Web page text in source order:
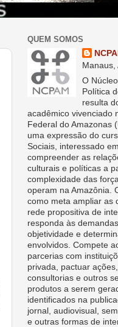
QUEM SOMOS
Manaus,
O
Política
resulta
acadêmico vivenciado
Federal do Amazonas
uma expressão do
Sociais, interessado
compreender as
culturais e políticas a
complexidade das
operam na Amazônia.
como meta ampliar as
rede propositiva de
responda às
objetividade e
envolvidos. Compete
parcerias com
privada, pactuar
consultorias e outros
produtos a serem
identificados na
jornal, audiovisual,
e outras formas de